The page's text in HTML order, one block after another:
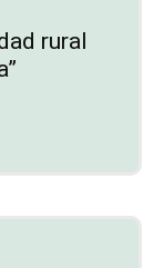
rural